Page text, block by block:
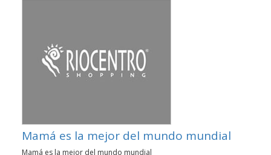
Mamá es la mejor del mundo mundial
Mamá es la mejor del mundo mundial